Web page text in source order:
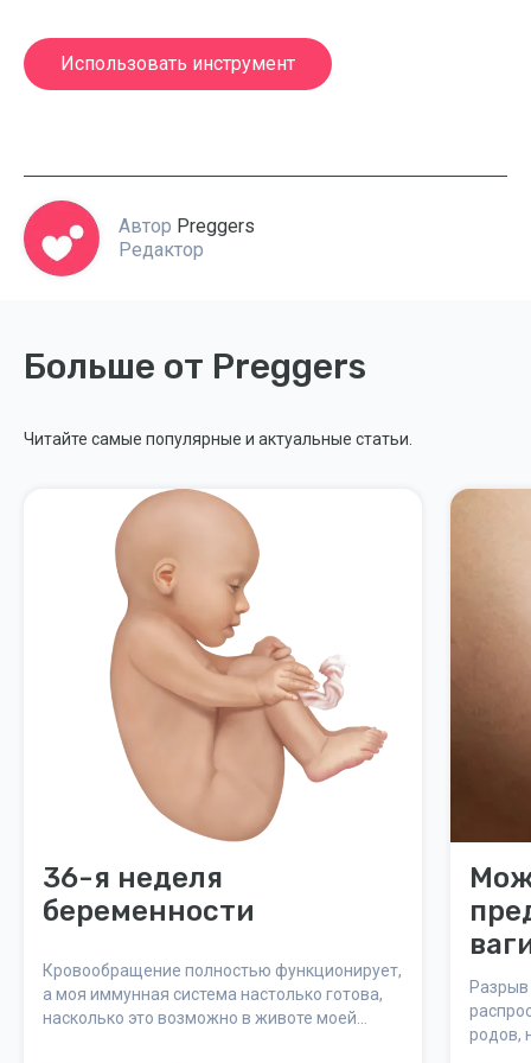
Использовать инструмент
Автор Preggers
Редактор
Больше от Preggers
Читайте самые популярные и актуальные статьи.
36-я неделя
беременности
Кровообращение полностью функционирует,
а моя иммунная система настолько готова,
насколько это возможно в животе моей
во
родов,